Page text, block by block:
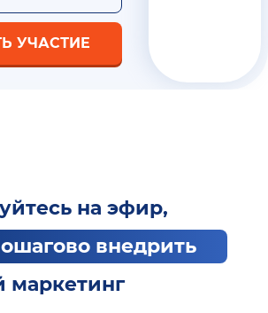
УЧАСТИЕ
на эфир,
внедрить
маркетинг